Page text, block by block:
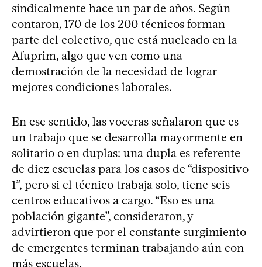
sindicalmente hace un par de años. Según
contaron, 170 de los 200 técnicos forman
parte del colectivo, que está nucleado en la
Afuprim, algo que ven como una
demostración de la necesidad de lograr
mejores condiciones laborales.
En ese sentido, las voceras señalaron que es
un trabajo que se desarrolla mayormente en
solitario o en duplas: una dupla es referente
de diez escuelas para los casos de “dispositivo
1”, pero si el técnico trabaja solo, tiene seis
centros educativos a cargo. “Eso es una
población gigante”, consideraron, y
advirtieron que por el constante surgimiento
de emergentes terminan trabajando aún con
más escuelas.